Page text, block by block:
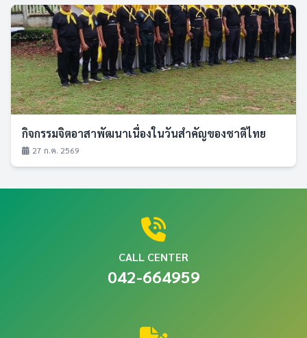
กิจกรรมจิตอาสาพัฒนาเนื่องในวันสำคัญของชาติไทย
27 ก.ค. 2569
CALL CENTER
042-664959